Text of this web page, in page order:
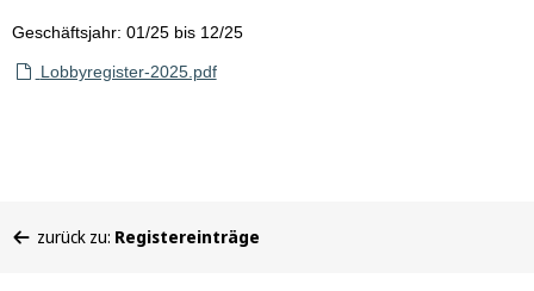
Geschäftsjahr: 01/25 bis 12/25
Lobbyregister-2025.pdf
befinden
zurück zu: Registereinträge